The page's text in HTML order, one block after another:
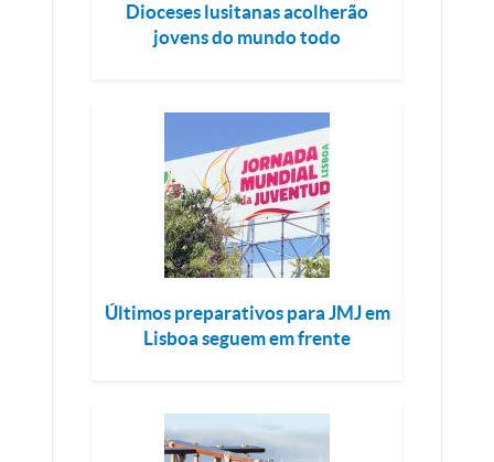
Dioceses lusitanas acolherão
jovens do mundo todo
Últimos preparativos para JMJ em
Lisboa seguem em frente